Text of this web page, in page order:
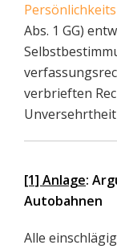
Abs. 1 GG)
verbrieften
[1] Anlage:
Autobahnen
Alle